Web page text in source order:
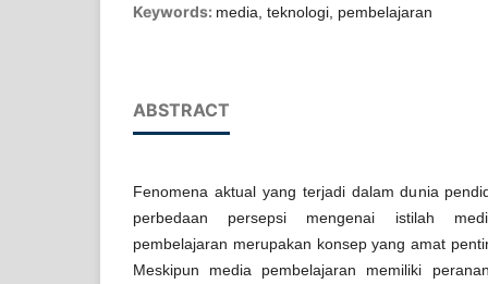
Keywords: media, teknologi, pembelajaran
ABSTRACT
Fenomena aktual yang terjadi dalam dunia
perbedaan persepsi mengenai istilah
pembelajaran merupakan konsep yang amat
Meskipun media pembelajaran memiliki